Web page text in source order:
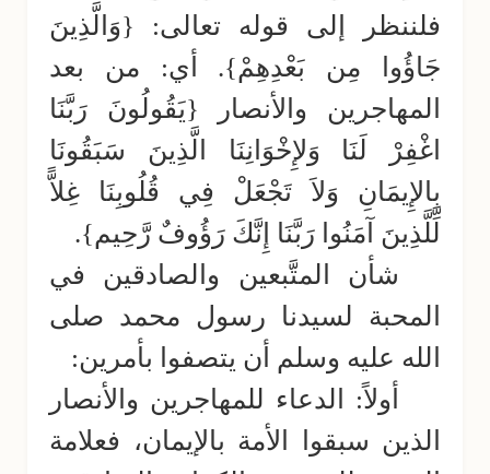
فلننظر إلى قوله تعالى: {وَالَّذِينَ
جَاؤُوا مِن بَعْدِهِمْ}. أي: من بعد
المهاجرين والأنصار {يَقُولُونَ رَبَّنَا
اغْفِرْ لَنَا وَلإِخْوَانِنَا الَّذِينَ سَبَقُونَا
بِالإِيمَانِ وَلاَ تَجْعَلْ فِي قُلُوبِنَا غِلاًّ
لِّلَّذِينَ آمَنُوا رَبَّنَا إِنَّكَ رَؤُوفٌ رَّحِيم}.
شأن المتَّبعين والصادقين في
المحبة لسيدنا رسول محمد صلى
الله عليه وسلم أن يتصفوا بأمرين:
أولاً: الدعاء للمهاجرين والأنصار
الذين سبقوا الأمة بالإيمان، فعلامة